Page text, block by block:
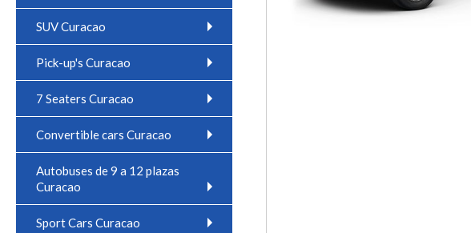
SUV Curacao
Pick-up's Curacao
7 Seaters Curacao
Convertible cars Curacao
Autobuses de 9 a 12 plazas
Curacao
Sport Cars Curacao